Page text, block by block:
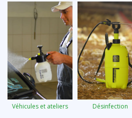
Véhicules et ateliers Désinfection